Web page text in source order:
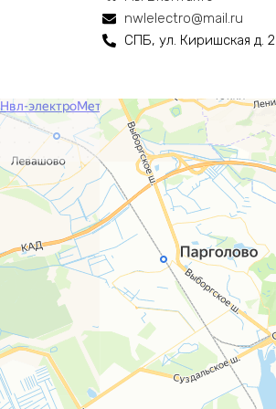
nwlelectro@mail.ru
СПБ, ул. Киришская д. 2